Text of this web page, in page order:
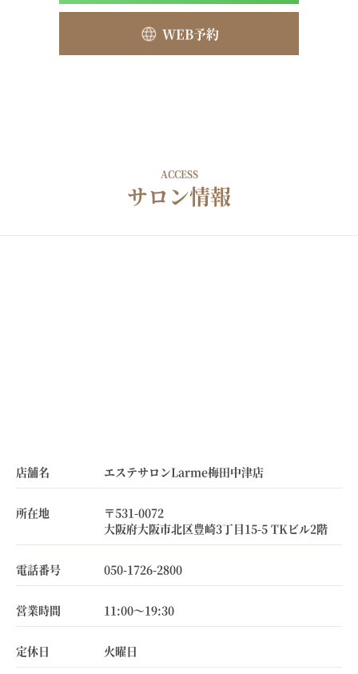
WEB予約
ACCESS
サロン情報
店舗名 エステサロンLarme梅田中津店
所在地
〒531-0072
大阪府大阪市北区豊崎3丁目15-5 TKビル2階
電話番号 050-1726-2800
営業時間 11:00～19:30
定休日 火曜日